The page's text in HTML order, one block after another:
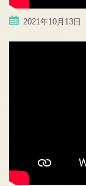
2021年10月13日